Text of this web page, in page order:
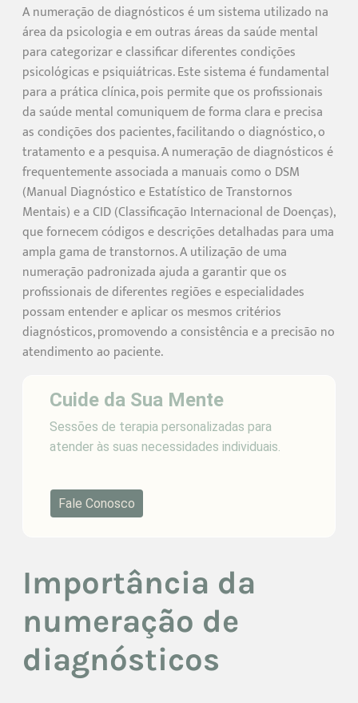
A numeração de diagnósticos é um sistema utilizado na
área da psicologia e em outras áreas da saúde mental
para categorizar e classificar diferentes condições
psicológicas e psiquiátricas. Este sistema é fundamental
para a prática clínica, pois permite que os profissionais
da saúde mental comuniquem de forma clara e precisa
as condições dos pacientes, facilitando o diagnóstico, o
tratamento e a pesquisa. A numeração de diagnósticos é
frequentemente associada a manuais como o DSM
(Manual Diagnóstico e Estatístico de Transtornos
Mentais) e a CID (Classificação Internacional de Doenças),
que fornecem códigos e descrições detalhadas para uma
ampla gama de transtornos. A utilização de uma
numeração padronizada ajuda a garantir que os
profissionais de diferentes regiões e especialidades
possam entender e aplicar os mesmos critérios
diagnósticos, promovendo a consistência e a precisão no
atendimento ao paciente.
Cuide da Sua Mente
Sessões de terapia personalizadas para
atender às suas necessidades individuais.
Fale Conosco
Importância da
numeração de
diagnósticos